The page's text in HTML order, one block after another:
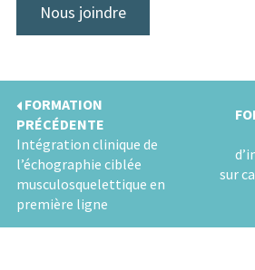
Nous joindre
FORMATION
PRÉCÉDENTE
Intégration clinique de
l’échographie ciblée
musculosquelettique en
première ligne
sur